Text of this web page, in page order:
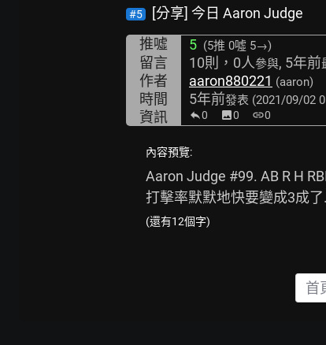
#5
[分享] 今日 Aaron Judge
推噓
5 (5推 0噓 5→)
留言 10則，0人參與, 5年前
作者 aaron880221 (aaron)
時間 5年前發表 (2021/09/02
資訊 0 image0 link0
內容預覽:
Aaron Judge #99. AB R H
打擊率默默地快要變成3成
(還有12個字)
首